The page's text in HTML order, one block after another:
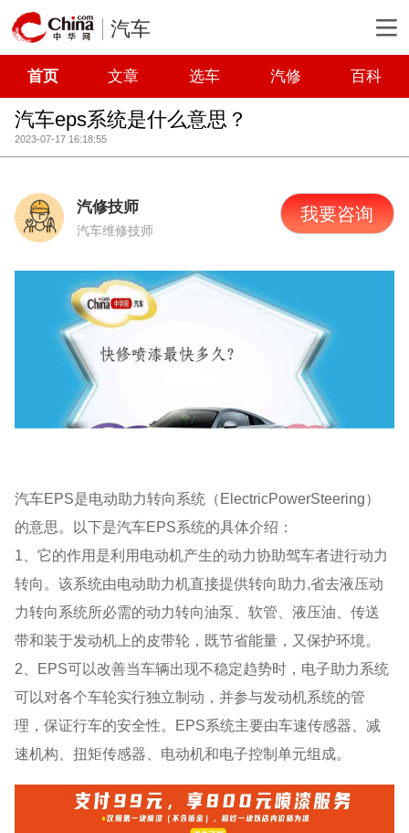
汽车
首页 文章 选车 汽修 百科
汽车eps系统是什么意思？
2023-07-17 16:18:55
汽修技师
汽车维修技师
我要咨询
汽车EPS是电动助力转向系统（ElectricPowerSteering）
的意思。以下是汽车EPS系统的具体介绍：
1、它的作用是利用电动机产生的动力协助驾车者进行动力
转向。该系统由电动助力机直接提供转向助力,省去液压动
力转向系统所必需的动力转向油泵、软管、液压油、传送
带和装于发动机上的皮带轮，既节省能量，又保护环境。
2、EPS可以改善当车辆出现不稳定趋势时，电子助力系统
可以对各个车轮实行独立制动，并参与发动机系统的管
理，保证行车的安全性。EPS系统主要由车速传感器、减
速机构、扭矩传感器、电动机和电子控制单元组成。